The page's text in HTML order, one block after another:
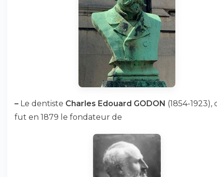
– Le dentiste Charles Edouard GODON (1854-1923),
fut en 1879 le fondateur de